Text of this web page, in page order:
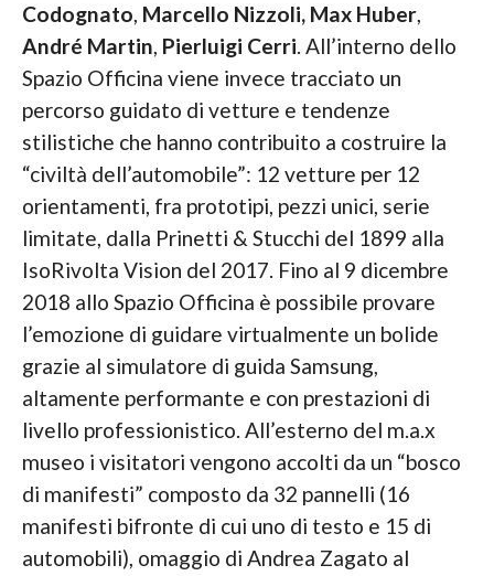
Codognato, Marcello Nizzoli, Max Huber,
André Martin, Pierluigi Cerri. All’interno dello
Spazio Officina viene invece tracciato un
percorso guidato di vetture e tendenze
stilistiche che hanno contribuito a costruire la
“civiltà dell’automobile”: 12 vetture per 12
orientamenti, fra prototipi, pezzi unici, serie
limitate, dalla Prinetti & Stucchi del 1899 alla
IsoRivolta Vision del 2017. Fino al 9 dicembre
2018 allo Spazio Officina è possibile provare
l’emozione di guidare virtualmente un bolide
grazie al simulatore di guida Samsung,
altamente performante e con prestazioni di
livello professionistico. All’esterno del m.a.x
museo i visitatori vengono accolti da un “bosco
di manifesti” composto da 32 pannelli (16
manifesti bifronte di cui uno di testo e 15 di
automobili), omaggio di Andrea Zagato al